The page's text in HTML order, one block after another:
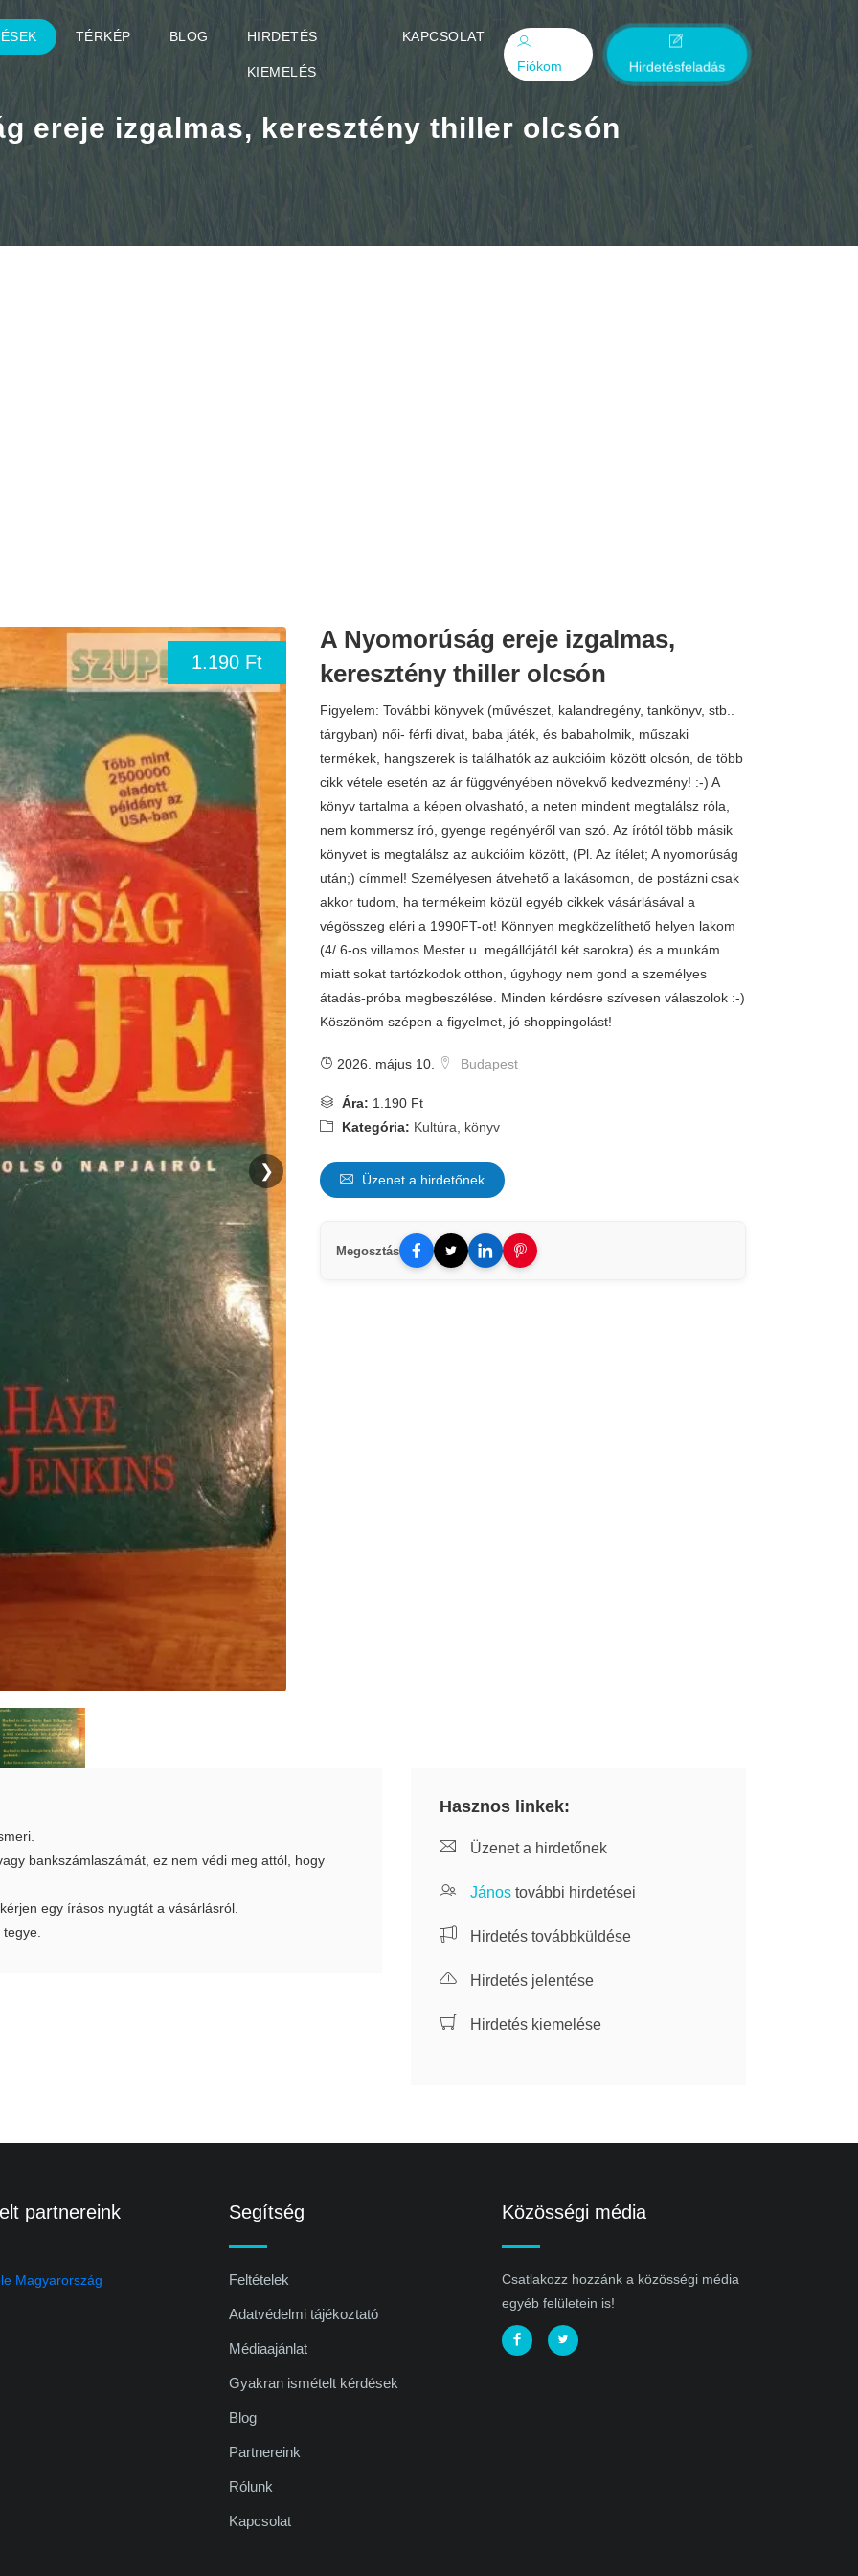
TÉRKÉP BLOG HIRDETÉS
KIEMELÉS
KAPCSOLAT
Fiókom
Hirdetésfeladás
ereje izgalmas, keresztény thiller olcsón
1.190 Ft
❯
A Nyomorúság ereje izgalmas,
keresztény thiller olcsón
Figyelem: További könyvek (művészet, kalandregény, tankönyv, stb..
tárgyban) női- férfi divat, baba játék, és babaholmik, műszaki
termékek, hangszerek is találhatók az aukcióim között olcsón, de több
cikk vétele esetén az ár függvényében növekvő kedvezmény! :-) A
könyv tartalma a képen olvasható, a neten mindent megtalálsz róla,
nem kommersz író, gyenge regényéről van szó. Az írótól több másik
könyvet is megtalálsz az aukcióim között, (Pl. Az ítélet; A nyomorúság
után;) címmel! Személyesen átvehető a lakásomon, de postázni csak
akkor tudom, ha termékeim közül egyéb cikkek vásárlásával a
végösszeg eléri a 1990FT-ot! Könnyen megközelíthető helyen lakom
(4/ 6-os villamos Mester u. megállójától két sarokra) és a munkám
miatt sokat tartózkodok otthon, úgyhogy nem gond a személyes
átadás-próba megbeszélése. Minden kérdésre szívesen válaszolok :-)
Köszönöm szépen a figyelmet, jó shoppingolást!
2026. május 10. Budapest
Ára: 1.190 Ft
Kategória: Kultúra, könyv
Üzenet a hirdetőnek
Megosztás
bankszámlaszámát, ez nem védi meg attól, hogy
egy írásos nyugtát a vásárlásról.
Hasznos linkek:
Üzenet a hirdetőnek
János további hirdetései
Hirdetés továbbküldése
Hirdetés jelentése
Hirdetés kiemelése
partnereink Segítség
Feltételek
Adatvédelmi tájékoztató
Médiaajánlat
Gyakran ismételt kérdések
Blog
Partnereink
Rólunk
Kapcsolat
Közösségi média
Csatlakozz hozzánk a közösségi média
egyéb felületein is!